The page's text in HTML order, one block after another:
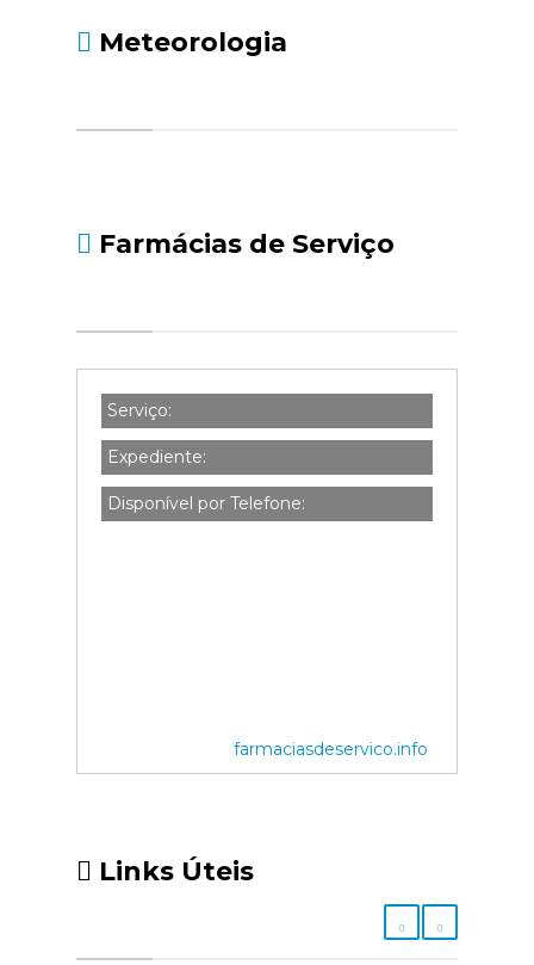
Meteorologia
Farmácias de Serviço
Serviço:
Expediente:
Disponível por Telefone:
farmaciasdeservico.info
Links Úteis